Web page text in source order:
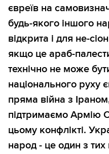
євреїв на
будь-якого іншого
відкрита і для не-
якщо це араб-
технічно не може
національного руху
пряма війна з
підтримаємо Армію
цьому конфлікті.
народ - це один з